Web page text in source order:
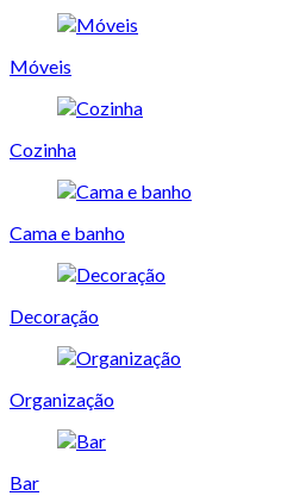
Móveis
Cozinha
Cama e banho
Decoração
Organização
Bar